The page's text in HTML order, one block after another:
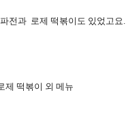
전과 로제 떡볶이도 있었고요.
제 떡볶이 외 메뉴